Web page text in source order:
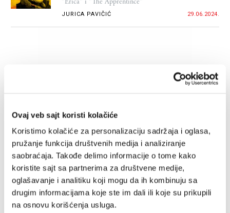
Ovaj veb sajt koristi kolačiće
Koristimo kolačiće za personalizaciju sadržaja i oglasa,
pružanje funkcija društvenih medija i analiziranje
saobraćaja. Takođe delimo informacije o tome kako
koristite sajt sa partnerima za društvene medije,
oglašavanje i analitiku koji mogu da ih kombinuju sa
drugim informacijama koje ste im dali ili koje su prikupili
na osnovu korišćenja usluga.
JURICA PAVIČIĆ 29.06.2024.
Veljko Bulajić je biografija Jugoslavije
Teško je naći čovjeka koji svojim životom tako
utjelovljuje to društvo, tu ideologiju i to poglavlje
povijesti